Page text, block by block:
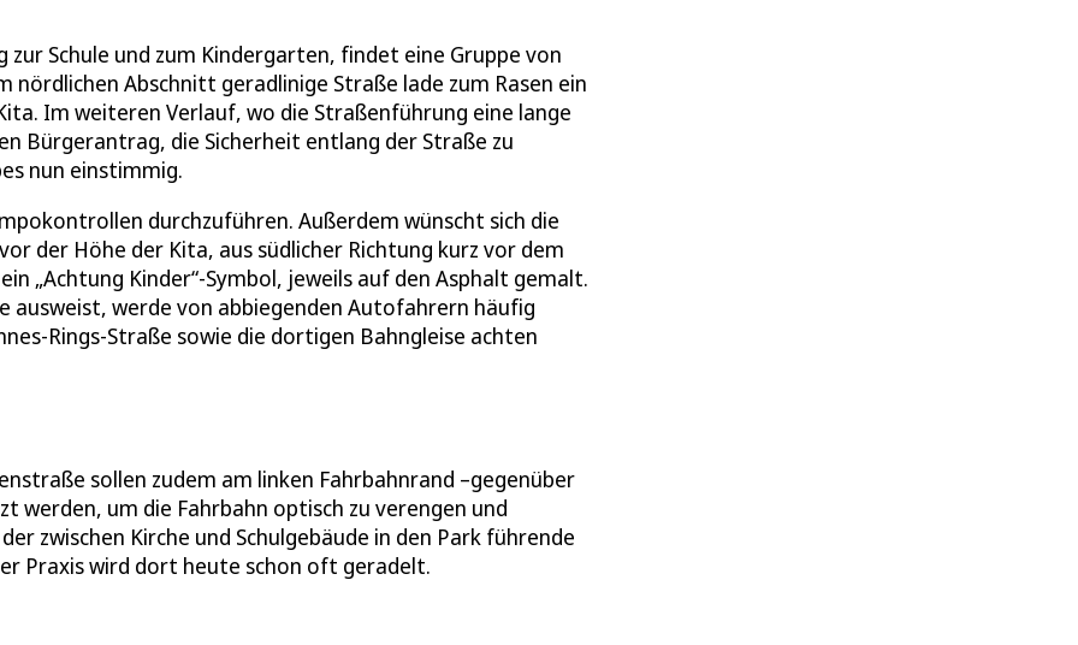
Schule und zum Kindergarten, findet eine Gruppe von
Abschnitt geradlinige Straße lade zum Rasen ein
Im weiteren Verlauf, wo die Straßenführung eine lange
Bürgerantrag, die Sicherheit entlang der Straße zu
nun einstimmig.
durchzuführen. Außerdem wünscht sich die
der Höhe der Kita, aus südlicher Richtung kurz vor dem
„Achtung Kinder“-Symbol, jeweils auf den Asphalt gemalt.
ausweist, werde von abbiegenden Autofahrern häufig
Rings-Straße sowie die dortigen Bahngleise achten
sollen zudem am linken Fahrbahnrand –gegenüber
werden, um die Fahrbahn optisch zu verengen und
zwischen Kirche und Schulgebäude in den Park führende
Praxis wird dort heute schon oft geradelt.